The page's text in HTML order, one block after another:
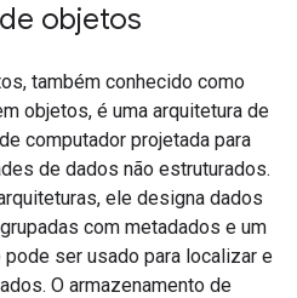
objetos
também conhecido como
objetos, é uma arquitetura de
computador projetada para
de dados não estruturados.
ele designa dados
com metadados e um
ser usado para localizar e
O armazenamento de